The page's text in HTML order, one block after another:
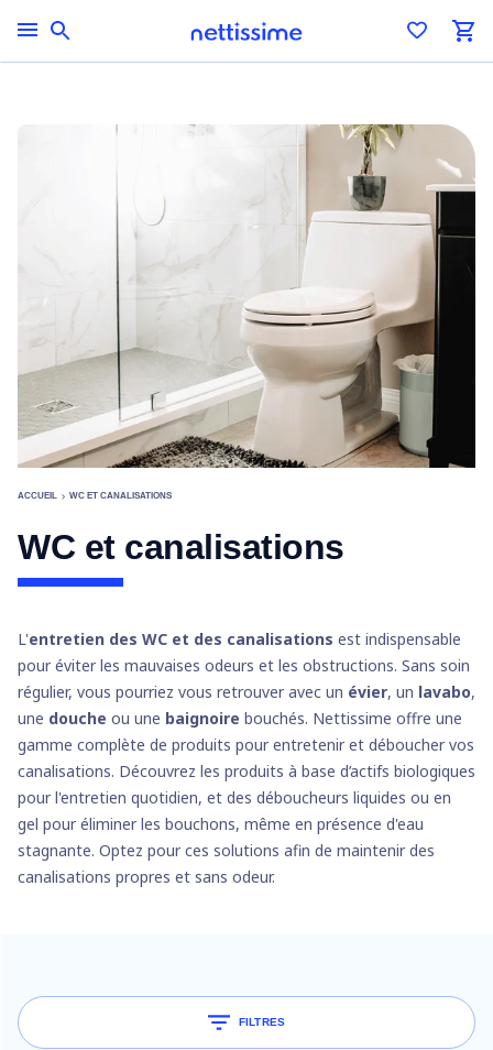
ACCUEIL WC ET CANALISATIONS
WC et canalisations
L'entretien des WC et des canalisations est indispensable
pour éviter les mauvaises odeurs et les obstructions. Sans soin
régulier, vous pourriez vous retrouver avec un évier, un lavabo,
une douche ou une baignoire bouchés. Nettissime offre une
gamme complète de produits pour entretenir et déboucher vos
canalisations. Découvrez les produits à base d’actifs biologiques
pour l'entretien quotidien, et des déboucheurs liquides ou en
gel pour éliminer les bouchons, même en présence d'eau
stagnante. Optez pour ces solutions afin de maintenir des
canalisations propres et sans odeur.
FILTRES